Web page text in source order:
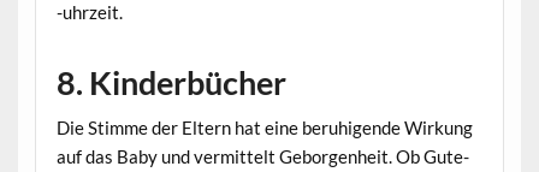
-uhrzeit.
8. Kinderbücher
Die Stimme der Eltern hat eine beruhigende Wirkung
auf das Baby und vermittelt Geborgenheit. Ob Gute-